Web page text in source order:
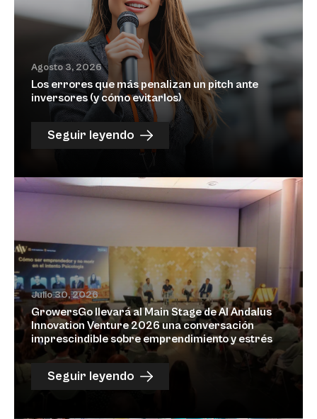
Agosto 3, 2026
Los errores que más penalizan un pitch ante
inversores (y cómo evitarlos)
Seguir leyendo
Julio 30, 2026
GrowersGo llevará al Main Stage de Al Andalus
Innovation Venture 2026 una conversación
imprescindible sobre emprendimiento y estrés
Seguir leyendo